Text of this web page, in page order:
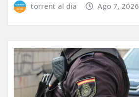
torrent al dia Ago 7, 2026